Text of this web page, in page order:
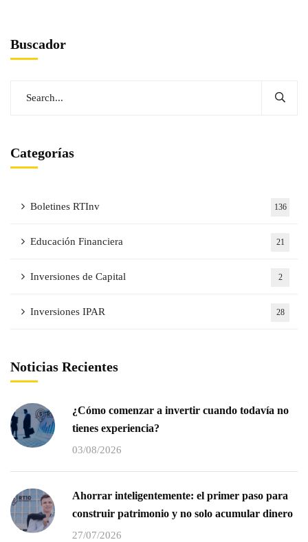
Buscador
Categorías
Boletines RTInv 136
Educación Financiera 21
Inversiones de Capital 2
Inversiones IPAR 28
Noticias Recientes
¿Cómo comenzar a invertir cuando todavía no
tienes experiencia?
03/08/2026
Ahorrar inteligentemente: el primer paso para
construir patrimonio y no solo acumular dinero
27/07/2026